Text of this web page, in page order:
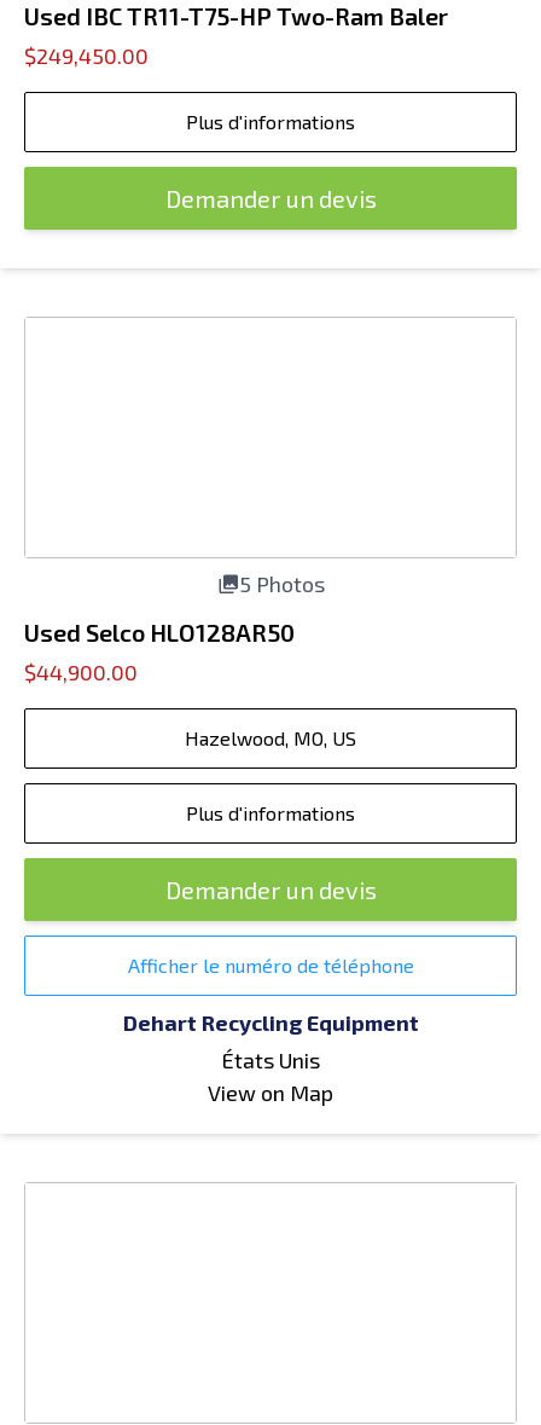
Used IBC TR11-T75-HP Two-Ram Baler
$249,450.00
Plus d'informations
Demander un devis
5 Photos
Used Selco HLO128AR50
$44,900.00
Hazelwood, MO, US
Plus d'informations
Demander un devis
Afficher le numéro de téléphone
Dehart Recycling Equipment
États Unis
View on Map